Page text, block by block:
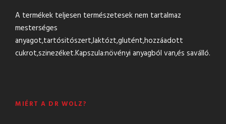
A termékek teljesen természetesek nem tartalmaz
mesterséges
anyagot,tartósitószert,laktózt,glutént,hozzáadott
cukrot,szinezéket.Kapszula:növényi anyagból van,és saválló.
MIÉRT A DR WOLZ?